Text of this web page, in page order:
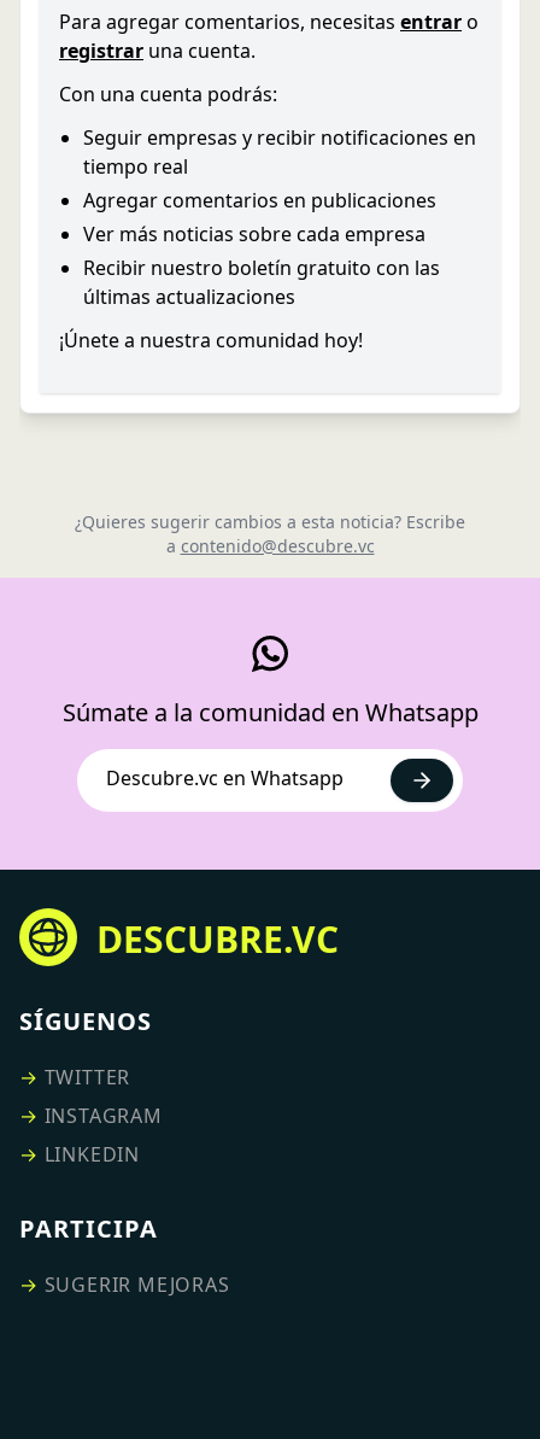
Para agregar comentarios, necesitas entraro
registrar una cuenta.
Con una cuenta podrás:
Seguir empresas y recibir notificaciones en
tiempo real
Agregar comentarios en publicaciones
Ver más noticias sobre cada empresa
Recibir nuestro boletín gratuito con las
últimas actualizaciones
¡Únete a nuestra comunidad hoy!
¿Quieres sugerir cambios a esta noticia? Escribe
a contenido@descubre.vc
Súmate a la comunidad en Whatsapp
Descubre.vc en Whatsapp
DESCUBRE.VC
SÍGUENOS
→ TWITTER
→ INSTAGRAM
→ LINKEDIN
PARTICIPA
→ SUGERIR MEJORAS